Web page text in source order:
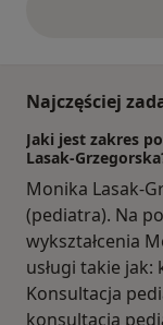
Najczęściej
Jaki jest zakres
Lasak-
Monika Lasak-
(pediatra). Na
wykształcenia
usługi takie
Konsultacja
konsultacja